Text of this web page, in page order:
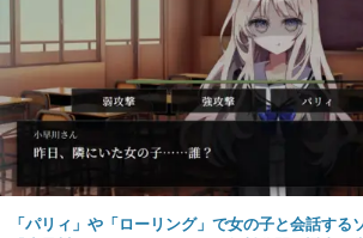
「パリィ」や「ローリング」で女の子と会話する